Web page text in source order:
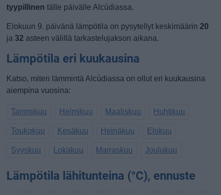
tyypillinen tälle päivälle Alcúdiassa.
Elokuun 9. päivänä lämpötila on pysytellyt keskimäärin20
ja32 asteen välillä tarkastelujakson aikana.
Lämpötila eri kuukausina
Katso, miten lämmintä Alcúdiassa on ollut eri kuukausina
aiempina vuosina:
Tammikuu Helmikuu Maaliskuu Huhtikuu
Toukokuu Kesäkuu Heinäkuu Elokuu
Syyskuu Lokakuu Marraskuu Joulukuu
Lämpötila lähitunteina (°C), ennuste